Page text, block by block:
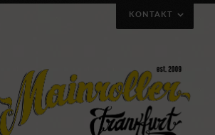
KONTAKT